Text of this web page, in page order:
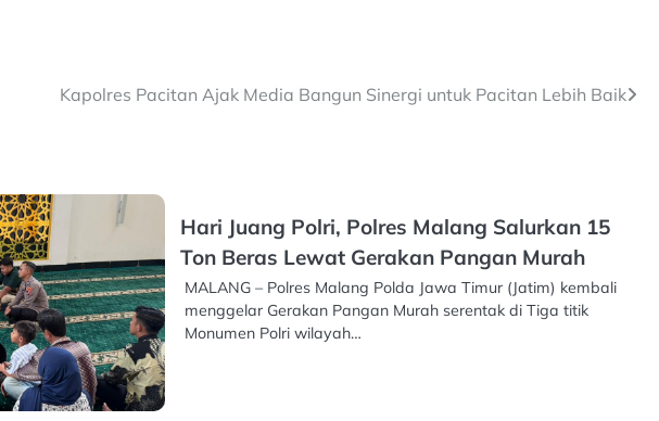
Kapolres Pacitan Ajak Media Bangun Sinergi untuk Pacitan Lebih Baik
Hari Juang Polri, Polres Malang Salurkan 15
Ton Beras Lewat Gerakan Pangan Murah
MALANG – Polres Malang Polda Jawa Timur (Jatim) kembali
menggelar Gerakan Pangan Murah serentak di Tiga titik
Monumen Polri wilayah…